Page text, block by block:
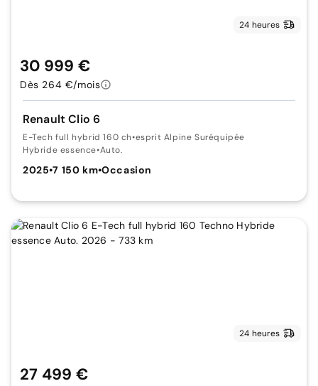
24 heures
Renault Clio 6
E-Tech full hybrid 160 ch•esprit Alpine Suréquipée
Hybride essence•Auto.
2025•7 150 km•Occasion
30 999 €
Dès 264 €/mois
24 heures
27 499 €